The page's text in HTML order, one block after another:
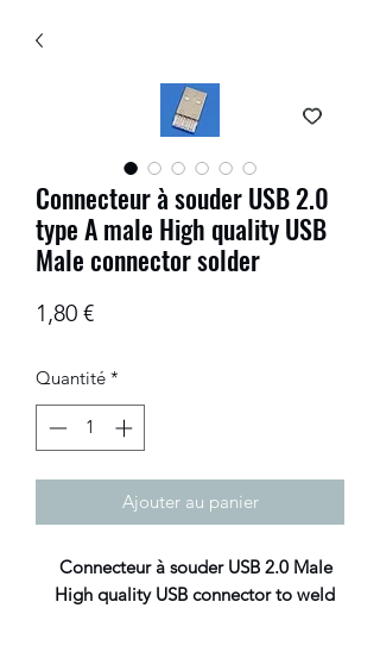
Connecteur à souder USB 2.0
type A male High quality USB
Male connector solder
1,80 €Prix
Quantité *
Ajouter au panier
Connecteur à souder USB 2.0 Male
High quality USB connector to weld